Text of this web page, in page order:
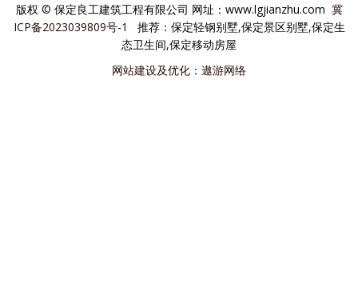
版权 © 保定良工建筑工程有限公司 网址：www.lgjianzhu.com 冀
ICP备2023039809号-1
推荐：保定轻钢别墅,保定景区别墅,保定生
态卫生间,保定移动房屋
网站建设及优化 ： 遨游网络